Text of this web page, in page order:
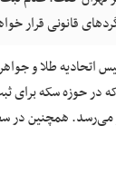
قانونی قرار
اتحادیه طلا و
در حوزه سکه برای
آموزش‌دیده‌اند تعدادشان به